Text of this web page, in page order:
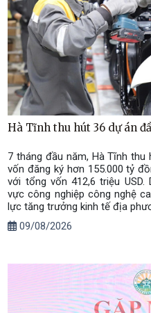
Hà Tĩnh thu hút 36 dự án
7 tháng đầu năm, Hà Tĩnh
vốn đăng ký hơn 155.000 tỷ
với tổng vốn 412,6 triệu
vực công nghiệp công nghệ
lực tăng trưởng kinh tế địa
09/08/2026